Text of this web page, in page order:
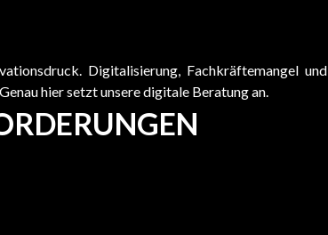
Digitalisierung, Fachkräftemangel und
hier setzt unsere digitale Beratung an.